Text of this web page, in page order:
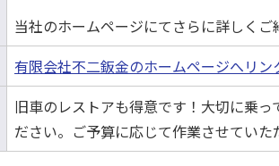
当社のホームページにてさらに詳しくご
有限会社不二鈑金のホームページへリン
旧車のレストアも得意です！大切に乗
ださい。ご予算に応じて作業させていた